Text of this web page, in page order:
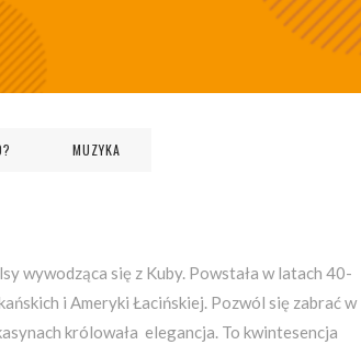
MUZYKA
wywodząca się z Kuby. Powstała w latach 40-
i Ameryki Łacińskiej. Pozwól się zabrać w
królowała elegancja. To kwintesencja